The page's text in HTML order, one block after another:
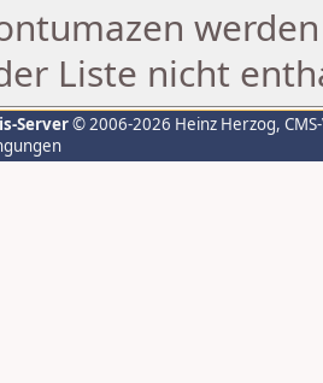
Liste nicht
Server© 2006-2026 Heinz Herzog,